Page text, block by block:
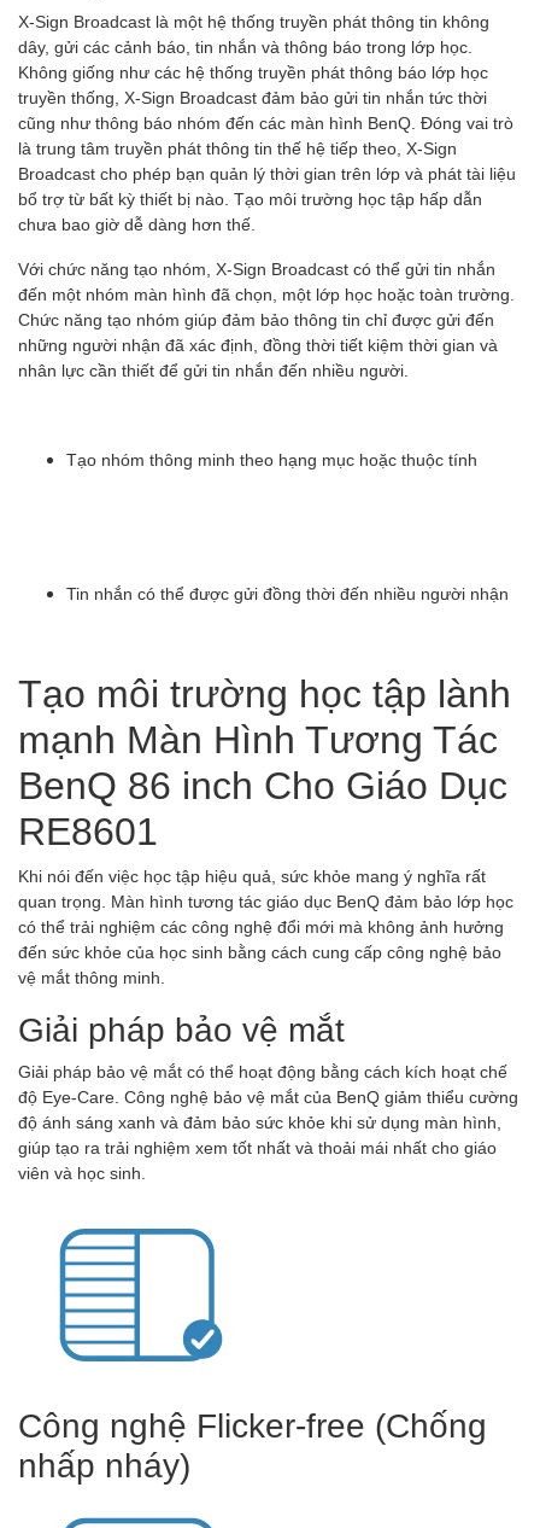
X-Sign Broadcast là một hệ thống truyền phát thông tin không
dây, gửi các cảnh báo, tin nhắn và thông báo trong lớp học.
Không giống như các hệ thống truyền phát thông báo lớp học
truyền thống, X-Sign Broadcast đảm bảo gửi tin nhắn tức thời
cũng như thông báo nhóm đến các màn hình BenQ. Đóng vai trò
là trung tâm truyền phát thông tin thế hệ tiếp theo, X-Sign
Broadcast cho phép bạn quản lý thời gian trên lớp và phát tài liệu
bổ trợ từ bất kỳ thiết bị nào. Tạo môi trường học tập hấp dẫn
chưa bao giờ dễ dàng hơn thế.
Với chức năng tạo nhóm, X-Sign Broadcast có thể gửi tin nhắn
đến một nhóm màn hình đã chọn, một lớp học hoặc toàn trường.
Chức năng tạo nhóm giúp đảm bảo thông tin chỉ được gửi đến
những người nhận đã xác định, đồng thời tiết kiệm thời gian và
nhân lực cần thiết để gửi tin nhắn đến nhiều người.
Tạo nhóm thông minh theo hạng mục hoặc thuộc tính
Tin nhắn có thể được gửi đồng thời đến nhiều người nhận
Tạo môi trường học tập lành
mạnh Màn Hình Tương Tác
BenQ 86 inch Cho Giáo Dục
RE8601
Khi nói đến việc học tập hiệu quả, sức khỏe mang ý nghĩa rất
quan trọng. Màn hình tương tác giáo dục BenQ đảm bảo lớp học
có thể trải nghiệm các công nghệ đổi mới mà không ảnh hưởng
đến sức khỏe của học sinh bằng cách cung cấp công nghệ bảo
vệ mắt thông minh.
Giải pháp bảo vệ mắt
Giải pháp bảo vệ mắt có thể hoạt động bằng cách kích hoạt chế
độ Eye-Care. Công nghệ bảo vệ mắt của BenQ giảm thiểu cường
độ ánh sáng xanh và đảm bảo sức khỏe khi sử dụng màn hình,
giúp tạo ra trải nghiệm xem tốt nhất và thoải mái nhất cho giáo
viên và học sinh.
Công nghệ Flicker-free (Chống
nhấp nháy)